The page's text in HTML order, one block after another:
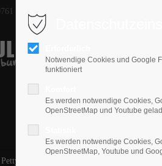
400 10 64
Home E-
: Learning to fly
Notwendige Cookies und Google
funktioniert
Es werden notwendige Cookies,
OpenStreetMap und Youtube
Es werden notwendige Cookies,
OpenStreetMap, Youtube und